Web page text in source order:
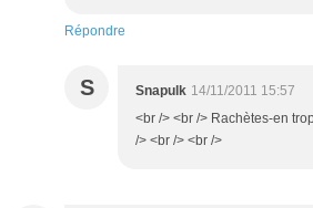
Répondre
S Snapulk 14/11/2011 15:57
<br /> <br /> Rachètes-en
/> <br /> <br />